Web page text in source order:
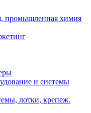
промышленная химия
и системы
лотки, крепеж.